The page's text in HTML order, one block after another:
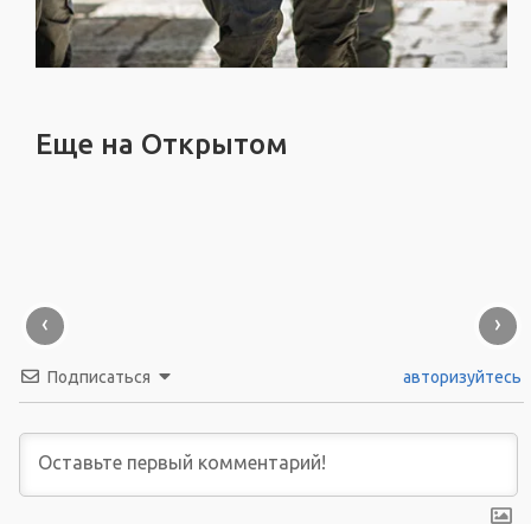
Еще на Открытом
‹ ›
Подписаться авторизуйтесь